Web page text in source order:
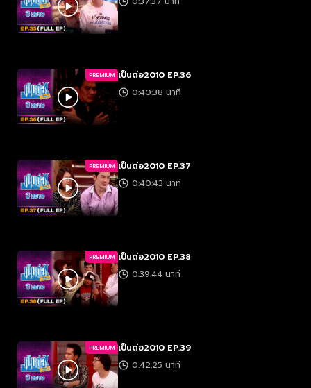
PREMIUM เป็นต่อ2010 EP.36
0:40:38 นาที
PREMIUM เป็นต่อ2010 EP.37
0:40:43 นาที
PREMIUM เป็นต่อ2010 EP.38
0:39:44 นาที
PREMIUM เป็นต่อ2010 EP.39
0:42:25 นาที